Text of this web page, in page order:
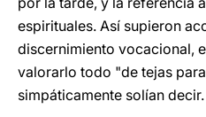
espirituales. Así supieron
discernimiento vocacional,
valorarlo todo "de tejas
simpáticamente solían decir.